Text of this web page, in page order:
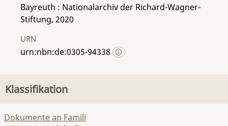
Bayreuth : Nationalarchiv der Richard-Wagner-
Stiftung, 2020
URN
urn:nbn:de:0305-94338
Klassifikation
Dokumente an Famili